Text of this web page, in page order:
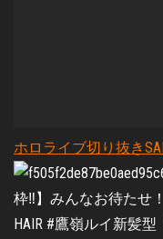
ホロライブ切り抜きSAI